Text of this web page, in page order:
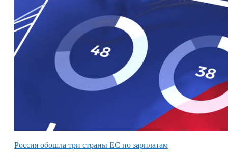
Россия обошла три страны ЕС по зарплатам